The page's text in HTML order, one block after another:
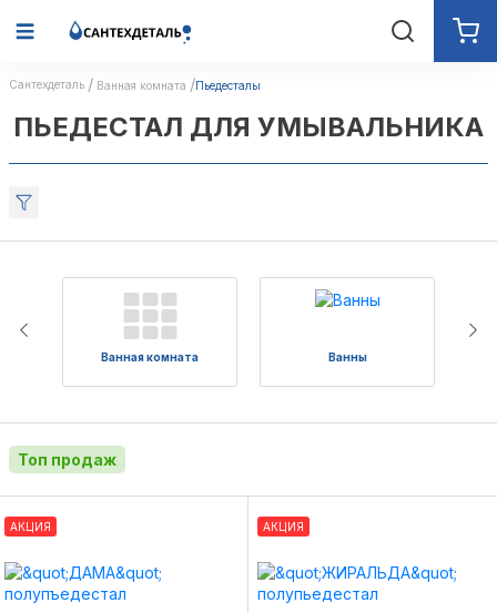
Сантехдеталь Ванная комната Пьедесталы
ПЬЕДЕСТАЛ ДЛЯ УМЫВАЛЬНИКА
Ванная комната Ванны
Топ продаж
АКЦИЯ АКЦИЯ